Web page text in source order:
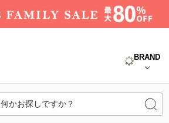
BRAND
何かお探しですか？